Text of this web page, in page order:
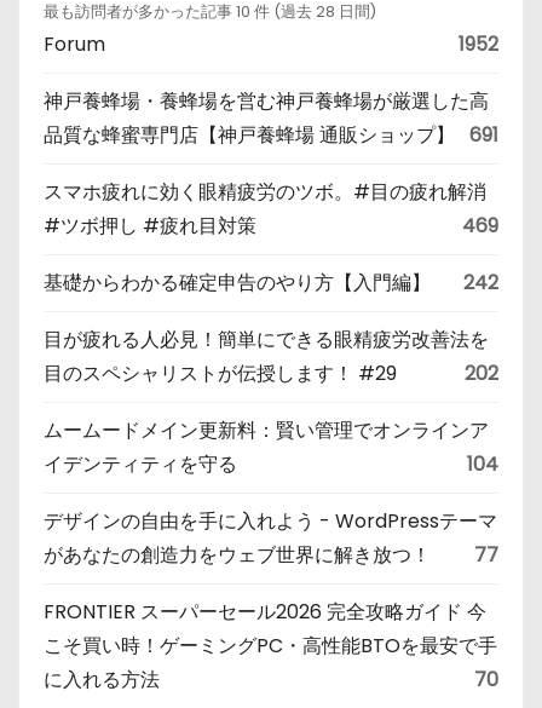
最も訪問者が多かった記事 10 件 (過去 28 日間)
Forum 1952
神戸養蜂場・養蜂場を営む神戸養蜂場が厳選した高
品質な蜂蜜専門店【神戸養蜂場 通販ショップ】
691
スマホ疲れに効く眼精疲労のツボ。#目の疲れ解消
#ツボ押し #疲れ目対策
469
基礎からわかる確定申告のやり方【入門編】 242
目が疲れる人必見！簡単にできる眼精疲労改善法を
目のスペシャリストが伝授します！ #29
202
ムームードメイン更新料：賢い管理でオンラインア
イデンティティを守る
104
デザインの自由を手に入れよう - WordPressテーマ
があなたの創造力をウェブ世界に解き放つ！
77
FRONTIER スーパーセール2026 完全攻略ガイド 今
こそ買い時！ゲーミングPC・高性能BTOを最安で手
に入れる方法
70